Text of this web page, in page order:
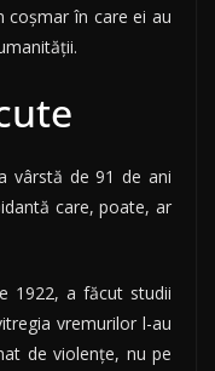
coşmar în care ei au
vârstă de 91 de ani
care, poate, ar
1922, a făcut studii
vremurilor l-au
de violenţe, nu pe